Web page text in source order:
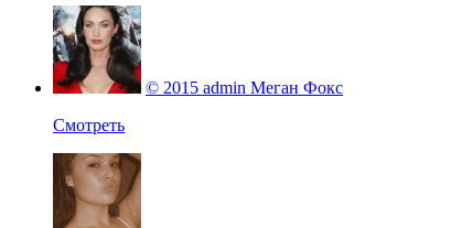
© 2015 admin Меган Фокс
Смотреть